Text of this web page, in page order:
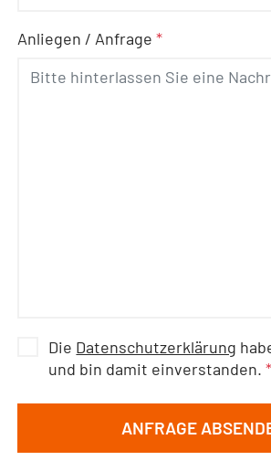
Anliegen / Anfrage*
Die Datenschutzerklärung
und bin damit einverstanden.*
ANFRAGE